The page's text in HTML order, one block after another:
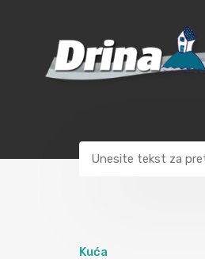
Kuća